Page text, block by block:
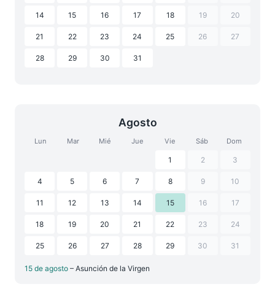
14 15 16 17 18 19 20
21 22 23 24 25 26 27
28 29 30 31
Agosto
Lun Mar Mié Jue Vie Sáb Dom
1 2 3
4 5 6 7 8 9 10
11 12 13 14 15 16 17
18 19 20 21 22 23 24
25 26 27 28 29 30 31
15 de agosto – Asunción de la Virgen